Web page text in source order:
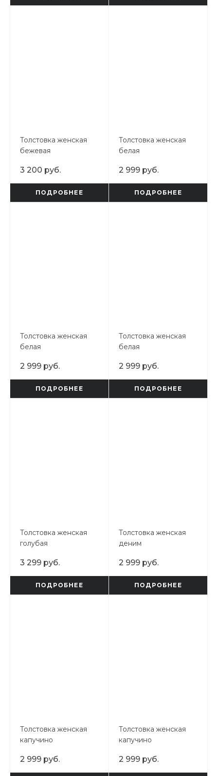
Толстовка женская
бежевая
3 200 руб.
ПОДРОБНЕЕ
Толстовка женская
белая
2 999 руб.
ПОДРОБНЕЕ
Толстовка женская
белая
2 999 руб.
ПОДРОБНЕЕ
Толстовка женская
белая
2 999 руб.
ПОДРОБНЕЕ
Толстовка женская
голубая
3 299 руб.
ПОДРОБНЕЕ
Толстовка женская
деним
2 999 руб.
ПОДРОБНЕЕ
Толстовка женская
капучино
2 999 руб.
Толстовка женская
капучино
2 999 руб.